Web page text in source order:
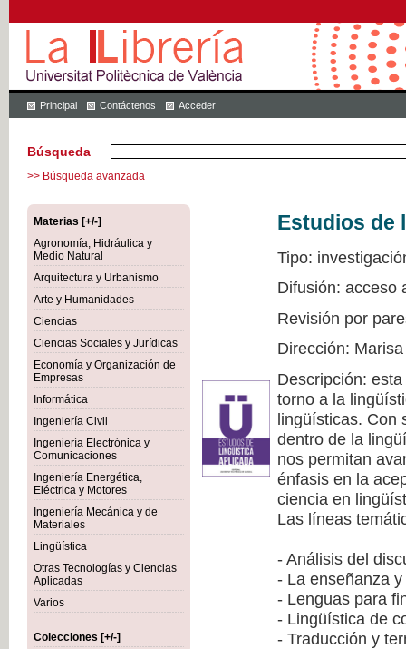
Principal Contáctenos Acceder
Búsqueda
>> Búsqueda avanzada
Materias [+/-]
Agronomía, Hidráulica y
Medio Natural
Arquitectura y Urbanismo
Arte y Humanidades
Ciencias
Ciencias Sociales y Jurídicas
Economía y Organización de
Empresas
Informática
Ingeniería Civil
Ingeniería Electrónica y
Comunicaciones
Ingeniería Energética,
Eléctrica y Motores
Ingeniería Mecánica y de
Materiales
Lingüística
Otras Tecnologías y Ciencias
Aplicadas
Varios
Colecciones [+/-]
Estudios de
Tipo:
Difusión: acceso
Revisión por
Dirección:
Descripción:
torno a la
lingüísticas. Con
dentro de la
nos permitan
énfasis en la
ciencia en
Las líneas
- Análisis del
- La enseñanza
- Lenguas para
- Lingüística de
- Traducción y